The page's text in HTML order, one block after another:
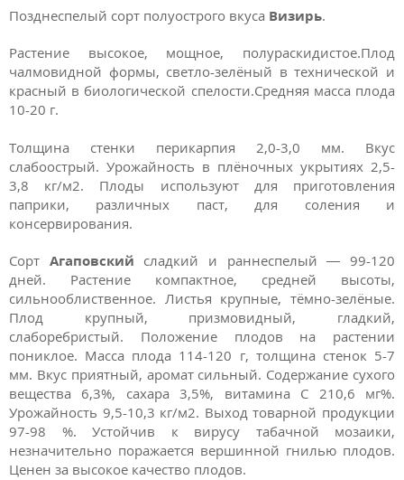
Позднеспелый сорт полуострого вкуса Визирь.
Растение высокое, мощное, полураскидистое.Плод
чалмовидной формы, светло-зелёный в технической и
красный в биологической спелости.Средняя масса плода
10-20 г.
Толщина стенки перикарпия 2,0-3,0 мм. Вкус
слабоострый. Урожайность в плёночных укрытиях 2,5-
3,8 кг/м2. Плоды используют для приготовления
паприки, различных паст, для соления и
консервирования.
Сорт Агаповский сладкий и раннеспелый — 99-120
дней. Растение компактное, средней высоты,
сильнооблиственное. Листья крупные, тёмно-зелёные.
Плод крупный, призмовидный, гладкий,
слаборебристый. Положение плодов на растении
пониклое. Масса плода 114-120 г, толщина стенок 5-7
мм. Вкус приятный, аромат сильный. Содержание сухого
вещества 6,3%, сахара 3,5%, витамина С 210,6 мг%.
Урожайность 9,5-10,3 кг/м2. Выход товарной продукции
97-98 %. Устойчив к вирусу табачной мозаики,
незначительно поражается вершинной гнилью плодов.
Ценен за высокое качество плодов.